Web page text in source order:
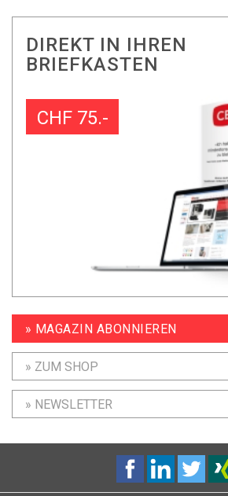
DIREKT IN IHREN
BRIEFKASTEN
CHF 75.-
» MAGAZIN ABONNIEREN
» ZUM SHOP
» NEWSLETTER